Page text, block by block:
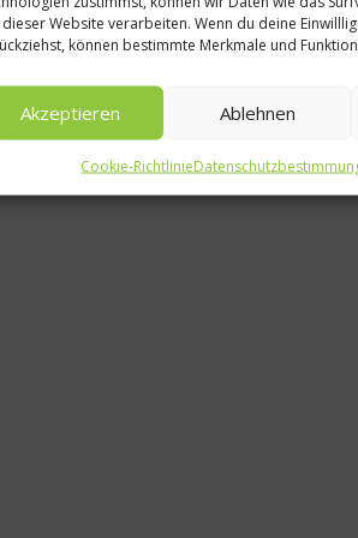
dieser Website verarbeiten. Wenn du deine
können bestimmte Merkmale und
Akzeptieren Ablehnen
Cookie-Richtlinie